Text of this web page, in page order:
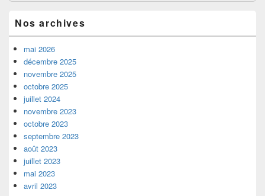
Nos archives
mai 2026
décembre 2025
novembre 2025
octobre 2025
juillet 2024
novembre 2023
octobre 2023
septembre 2023
août 2023
juillet 2023
mai 2023
avril 2023